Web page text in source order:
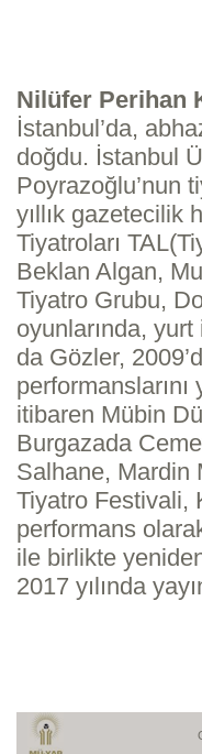
Nilüfer Perihan
İstanbul’da,
doğdu. İstanbul
Poyrazoğlu’nun
yıllık gazetecilik
Tiyatroları
Beklan Algan,
Tiyatro Grubu,
oyunlarında, yurt
da Gözler,
performanslarını
itibaren Mübin
Burgazada
Salhane, Mardin
Tiyatro Festivali,
performans
ile birlikte
2017 yılında